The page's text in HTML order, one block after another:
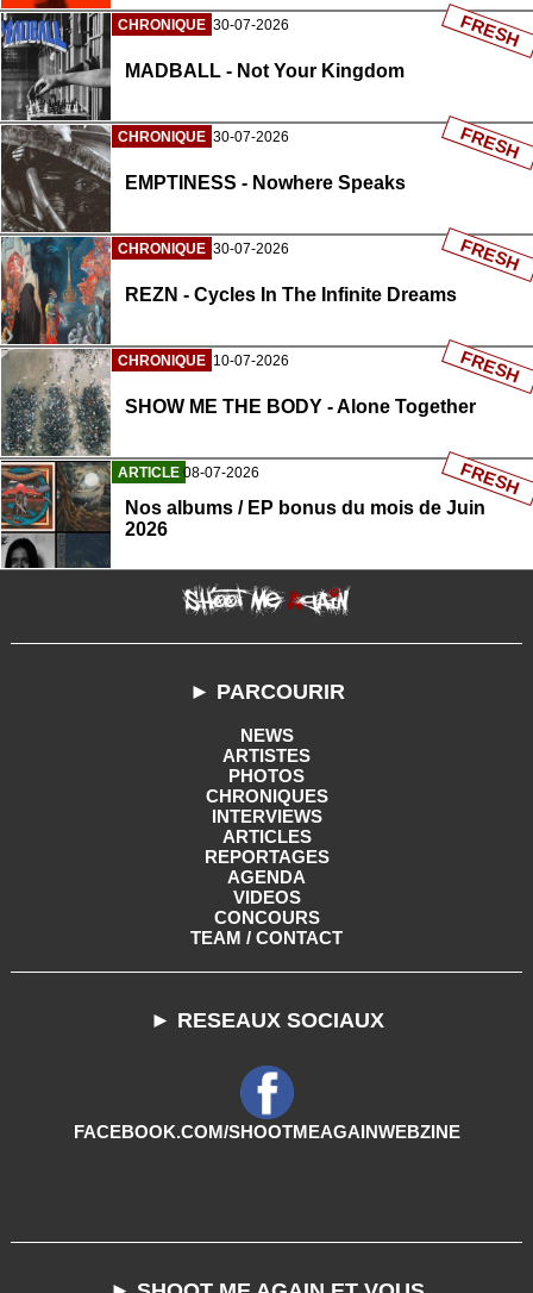
CHRONIQUE 30-07-2026
MADBALL - Not Your Kingdom
FRESH
CHRONIQUE 30-07-2026
EMPTINESS - Nowhere Speaks
FRESH
CHRONIQUE 30-07-2026
REZN - Cycles In The Infinite Dreams
FRESH
CHRONIQUE 10-07-2026
SHOW ME THE BODY - Alone Together
FRESH
ARTICLE 08-07-2026
Nos albums / EP bonus du mois de Juin
2026
FRESH
► PARCOURIR
NEWS
ARTISTES
PHOTOS
CHRONIQUES
INTERVIEWS
ARTICLES
REPORTAGES
AGENDA
VIDEOS
CONCOURS
TEAM / CONTACT
► RESEAUX SOCIAUX
FACEBOOK.COM/SHOOTMEAGAINWEBZINE